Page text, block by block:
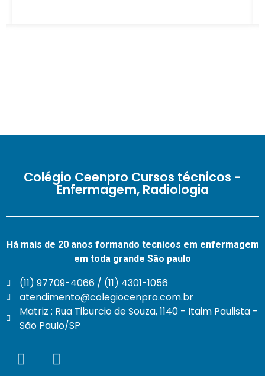
Colégio Ceenpro Cursos técnicos -
Enfermagem, Radiologia
Há mais de 20 anos formando tecnicos em enfermagem
em toda grande São paulo
(11) 97709-4066 / (11) 4301-1056
atendimento@colegiocenpro.com.br
Matriz : Rua Tiburcio de Souza, 1140 - Itaim Paulista -
São Paulo/SP